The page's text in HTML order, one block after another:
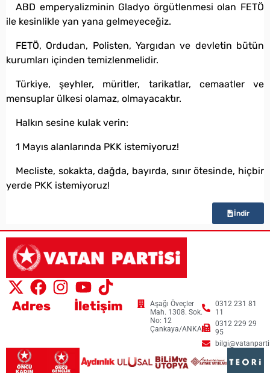
ABD emperyalizminin Gladyo örgütlenmesi olan FETÖ
ile kesinlikle yan yana gelmeyeceğiz.
FETÖ, Ordudan, Polisten, Yargıdan ve devletin bütün
kurumları içinden temizlenmelidir.
Türkiye, şeyhler, müritler, tarikatlar, cemaatler ve
mensuplar ülkesi olamaz, olmayacaktır.
Halkın sesine kulak verin:
1 Mayıs alanlarında PKK istemiyoruz!
Mecliste, sokakta, dağda, bayırda, sınır ötesinde, hiçbir
yerde PKK istemiyoruz!
İndir
Adres
Aşağı Öveçler
Mah. 1308. Sok.
No: 12
Çankaya/ANKARA
İletişim
0312 231 81
11
0312 229 29
95